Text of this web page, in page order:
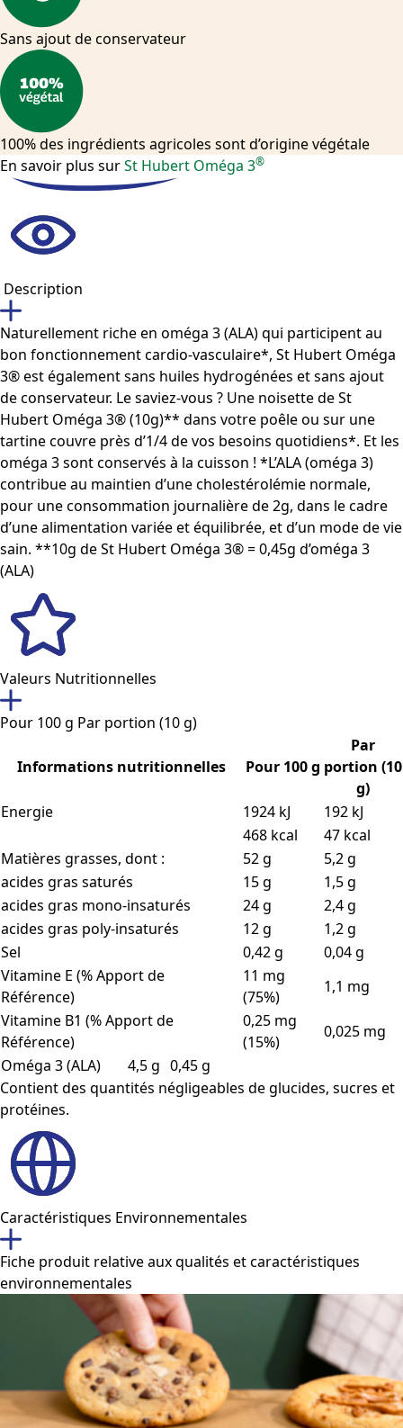
Sans ajout de conservateur
100% des ingrédients agricoles sont d’origine végétale
En savoir plus surSt Hubert Oméga 3®
Description
Naturellement riche en oméga 3 (ALA) qui participent au
bon fonctionnement cardio-vasculaire*, St Hubert Oméga
3® est également sans huiles hydrogénées et sans ajout
de conservateur. Le saviez-vous ? Une noisette de St
Hubert Oméga 3® (10g)** dans votre poêle ou sur une
tartine couvre près d’1/4 de vos besoins quotidiens*. Et les
oméga 3 sont conservés à la cuisson ! *L’ALA (oméga 3)
contribue au maintien d’une cholestérolémie normale,
pour une consommation journalière de 2g, dans le cadre
d’une alimentation variée et équilibrée, et d’un mode de vie
sain. **10g de St Hubert Oméga 3® = 0,45g d’oméga 3
(ALA)
Valeurs Nutritionnelles
Pour 100 g Par portion (10 g)
Informations nutritionnelles Pour 100 g
Par
portion (10
g)
Energie
1924 kJ
192 kJ
468 kcal
47 kcal
Matières grasses, dont :
52 g
5,2 g
acides gras saturés
15 g
1,5 g
acides gras mono-insaturés
24 g
2,4 g
acides gras poly-insaturés
12 g
1,2 g
Sel
0,42 g
0,04 g
Vitamine E (% Apport de
Référence)
11 mg
(75%)
1,1 mg
Vitamine B1 (% Apport de
Référence)
0,25 mg
(15%)
0,025 mg
Oméga 3 (ALA)
4,5 g 0,45 g
Contient des quantités négligeables de glucides, sucres et
protéines.
Caractéristiques Environnementales
Fiche produit relative aux qualités et caractéristiques
environnementales